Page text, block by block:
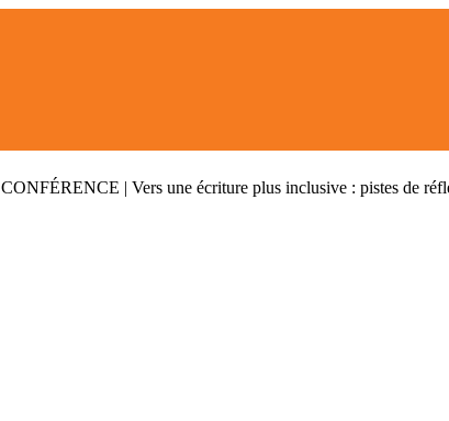
CONFÉRENCE | Vers une écriture plus inclusive : pistes de